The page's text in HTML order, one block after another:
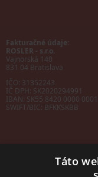
Fakturačné údaje:
ROSLER - s.r.o.
Vajnorská 140
831 04 Bratislava
IČO: 31352243
IČ DPH: SK2020294991
IBAN: SK55 8420 0000
SWIFT/BIC: BFKKSKBB
Táto